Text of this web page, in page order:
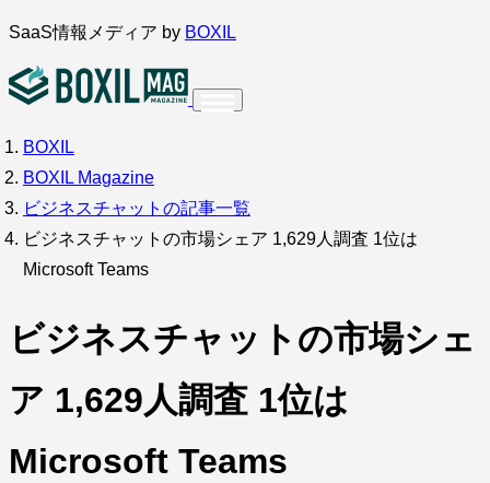
内
を
キ
ッ
プ
SaaS情報メディア by BOXIL
インタビュー
調査・アンケート
BOXIL
BOXIL Magazine
ビジネスチャットの記事一覧
ビジネスチャットの市場シェア 1,629人調査 1位は
Microsoft Teams
ビジネスチャットの市場シェ
ア 1,629人調査 1位は
Microsoft Teams